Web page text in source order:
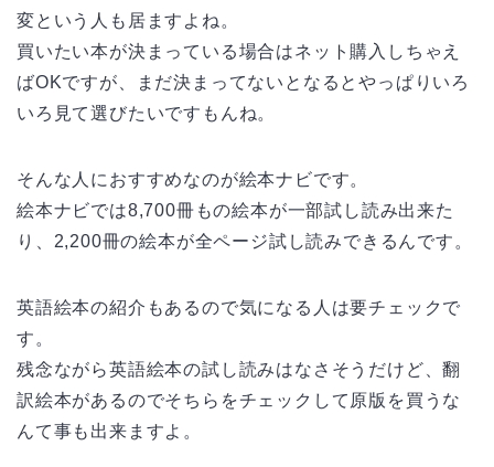
変という人も居ますよね。
買いたい本が決まっている場合はネット購入しちゃえ
ばOKですが、まだ決まってないとなるとやっぱりいろ
いろ見て選びたいですもんね。
そんな人におすすめなのが絵本ナビです。
絵本ナビでは8,700冊もの絵本が一部試し読み出来た
り、2,200冊の絵本が全ページ試し読みできるんです。
英語絵本の紹介もあるので気になる人は要チェックで
す。
残念ながら英語絵本の試し読みはなさそうだけど、翻
訳絵本があるのでそちらをチェックして原版を買うな
んて事も出来ますよ。